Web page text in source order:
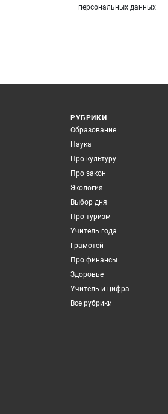
персональных данных
РУБРИКИ
Образование
Наука
Про культуру
Про закон
Экология
Выбор дня
Про туризм
Учитель года
Грамотей
Про финансы
Здоровье
Учитель и цифра
Все рубрики